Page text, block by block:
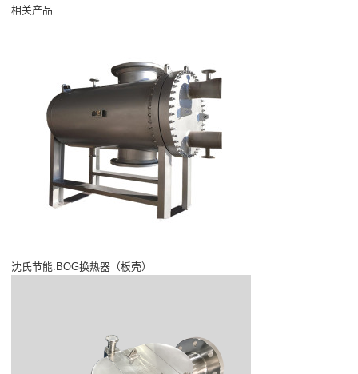
相关产品
沈氏节能:BOG换热器（板壳）